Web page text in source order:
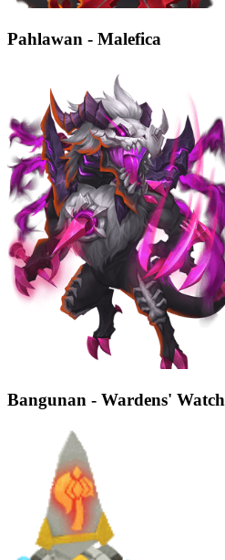
Pahlawan - Malefica
Bangunan - Wardens' Watch